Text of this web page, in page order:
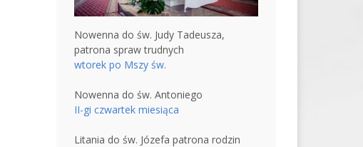
Nowenna do św. Judy Tadeusza,
patrona spraw trudnych
wtorek po Mszy św.
Nowenna do św. Antoniego
II-gi czwartek miesiąca
Litania do św. Józefa patrona rodzin